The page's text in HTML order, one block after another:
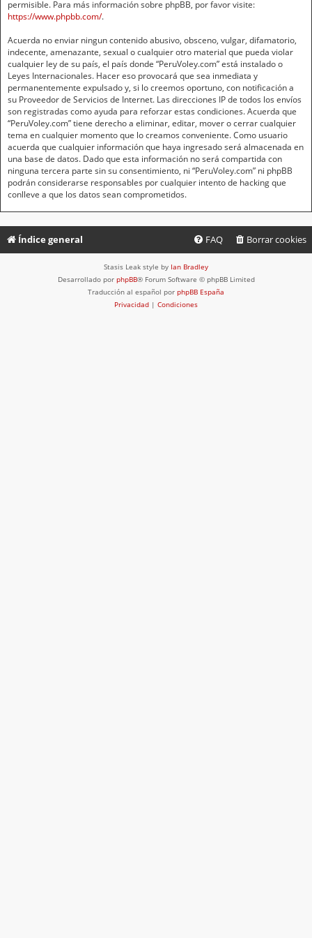
permisible. Para más información sobre phpBB, por favor visite:
https://www.phpbb.com/.
Acuerda no enviar ningun contenido abusivo, obsceno, vulgar, difamatorio,
indecente, amenazante, sexual o cualquier otro material que pueda violar
cualquier ley de su país, el país donde “PeruVoley.com” está instalado o
Leyes Internacionales. Hacer eso provocará que sea inmediata y
permanentemente expulsado y, si lo creemos oportuno, con notificación a
su Proveedor de Servicios de Internet. Las direcciones IP de todos los envíos
son registradas como ayuda para reforzar estas condiciones. Acuerda que
“PeruVoley.com” tiene derecho a eliminar, editar, mover o cerrar cualquier
tema en cualquier momento que lo creamos conveniente. Como usuario
acuerda que cualquier información que haya ingresado será almacenada en
una base de datos. Dado que esta información no será compartida con
ninguna tercera parte sin su consentimiento, ni “PeruVoley.com” ni phpBB
podrán considerarse responsables por cualquier intento de hacking que
conlleve a que los datos sean comprometidos.
Índice general Borrar cookies
FAQ
Stasis Leak style by Ian Bradley
Desarrollado por phpBB® Forum Software © phpBB Limited
Traducción al español por phpBB España
Privacidad | Condiciones